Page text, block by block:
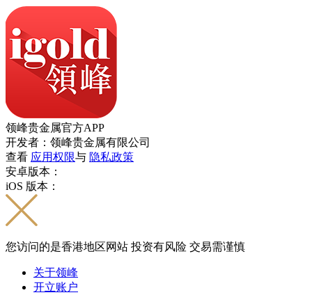
领峰贵金属官方APP
开发者：领峰贵金属有限公司
查看 应用权限与 隐私政策
安卓版本：
iOS 版本：
您访问的是香港地区网站 投资有风险 交易需谨慎
关于领峰
开立账户